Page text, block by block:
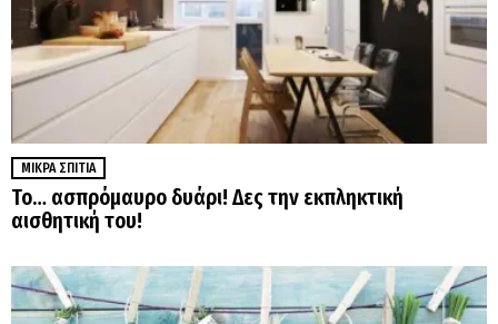
ΜΙΚΡΆ ΣΠΊΤΙΑ
Το… ασπρόμαυρο δυάρι! Δες την εκπληκτική
αισθητική του!